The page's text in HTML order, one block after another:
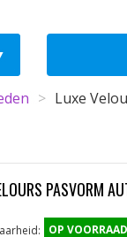
> Luxe
PASVORM
OP